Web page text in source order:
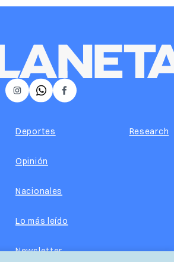
𝕏 Facebook
Instagram
Deportes
Opinión
Nacionales
Lo más leído
Newsletter
Research